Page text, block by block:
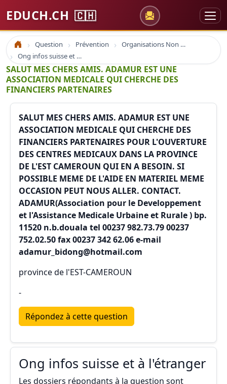
EDUCH.CH 🇨🇭
Accueil Question Prévention
Organisations Non Gouvernementales
Ong infos suisse et à l'étranger
SALUT MES CHERS AMIS. ADAMUR EST UNE
ASSOCIATION MEDICALE QUI CHERCHE DES
FINANCIERS PARTENAIRES
SALUT MES CHERS AMIS. ADAMUR EST UNE
ASSOCIATION MEDICALE QUI CHERCHE DES
FINANCIERS PARTENAIRES POUR L'OUVERTURE
DES CENTRES MEDICAUX DANS LA PROVINCE
DE L'EST CAMEROUN QUI EN A BESOIN. SI
POSSIBLE MEME DE L'AIDE EN MATERIEL MEME
OCCASION PEUT NOUS ALLER. CONTACT.
ADAMUR(Association pour le Developpement
et l'Assistance Medicale Urbaine et Rurale ) bp.
11520 n.b.douala tel 00237 982.73.79 00237
752.02.50 fax 00237 342 62.06 e-mail
adamur_bidong@hotmail.com
province de l'EST-CAMEROUN
-
Répondez à cette question
Ong infos suisse et à l'étranger
Les dossiers répondants à la question sont